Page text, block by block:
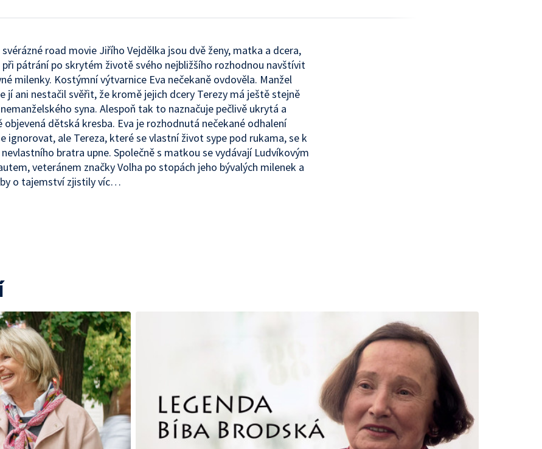
road movie Jiřího Vejdělka jsou dvě ženy, matka a dcera,
pátrání po skrytém životě svého nejbližšího rozhodnou navštívit
milenky. Kostýmní výtvarnice Eva nečekaně ovdověla. Manžel
jí ani nestačil svěřit, že kromě jejich dcery Terezy má ještě stejně
syna. Alespoň tak to naznačuje pečlivě ukrytá a
objevená dětská kresba. Eva je rozhodnutá nečekané odhalení
ignorovat, ale Tereza, které se vlastní život sype pod rukama, se k
bratra upne. Společně s matkou se vydávají Ludvíkovým
veteránem značky Volha po stopách jeho bývalých milenek a
o tajemství zjistily víc…